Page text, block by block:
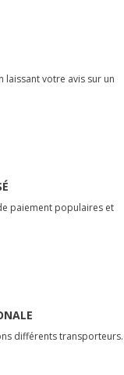
votre avis sur un
paiement populaires et
différents transporteurs.